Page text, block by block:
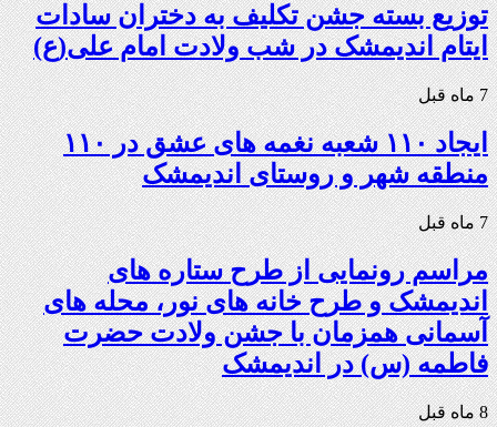
توزیع بسته جشن تکلیف به دختران سادات
ایتام اندیمشک در شب ولادت امام علی(ع)
7 ماه قبل
ایجاد ۱۱۰ شعبه نغمه های عشق در ۱۱۰
منطقه شهر و روستای اندیمشک
7 ماه قبل
مراسم رونمایی از طرح ستاره های
اندیمشک و طرح خانه های نور، محله های
آسمانی همزمان با جشن ولادت حضرت
فاطمه (س) در اندیمشک
8 ماه قبل